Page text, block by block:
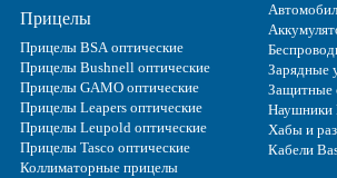
Прицелы
Прицелы BSA оптические
Прицелы Bushnell оптические
Прицелы GAMO оптические
Прицелы Leapers оптические
Прицелы Leupold оптические
Прицелы Tasco оптические
Коллиматорные прицелы
Зарядные
Защитные
Наушники
Хабы и
Кабели